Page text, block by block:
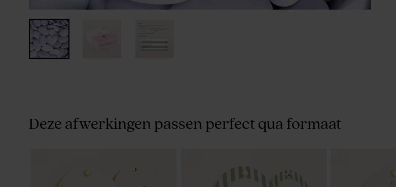
Deze afwerkingen passen perfect qua formaat